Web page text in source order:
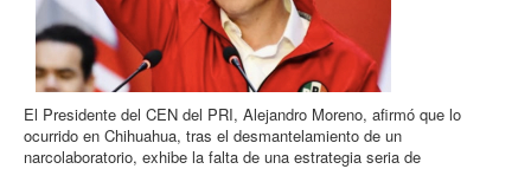
El Presidente del CEN del PRI, Alejandro Moreno, afirmó que lo
ocurrido en Chihuahua, tras el desmantelamiento de un
narcolaboratorio, exhibe la falta de una estrategia seria de